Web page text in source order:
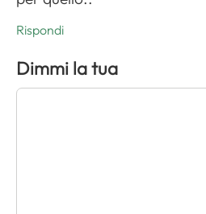
Rispondi
Dimmi la tua